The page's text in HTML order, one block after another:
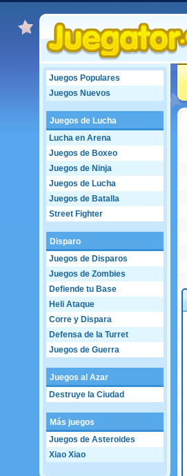
Juegos Populares
Juegos Nuevos
Juegos de Lucha
Lucha en Arena
Juegos de Boxeo
Juegos de Ninja
Juegos de Lucha
Juegos de Batalla
Street Fighter
Disparo
Juegos de Disparos
Juegos de Zombies
Defiende tu Base
Heli Ataque
Corre y Dispara
Defensa de la Turret
Juegos de Guerra
Juegos al Azar
Destruye la Ciudad
Más juegos
Juegos de Asteroides
Xiao Xiao